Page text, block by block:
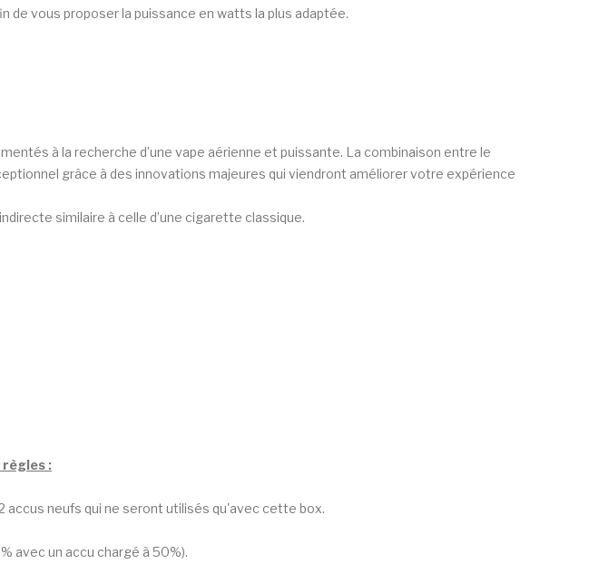
vous proposer la puissance en watts la plus adaptée.
à la recherche d’une vape aérienne et puissante. La combinaison entre le
grâce à des innovations majeures qui viendront améliorer votre expérience
similaire à celle d’une cigarette classique.
:
accus neufs qui ne seront utilisés qu'avec cette box.
avec un accu chargé à 50%).